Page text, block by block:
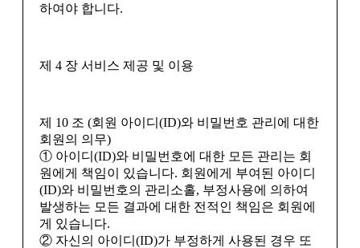
하여야 합니다.
제 4 장 서비스 제공 및 이용
제 10 조 (회원 아이디(ID)와 비밀번호 관리에 대한
회원의 의무)
① 아이디(ID)와 비밀번호에 대한 모든 관리는 회
원에게 책임이 있습니다. 회원에게 부여된 아이디
(ID)와 비밀번호의 관리소홀, 부정사용에 의하여
발생하는 모든 결과에 대한 전적인 책임은 회원에
게 있습니다.
② 자신의 아이디(ID)가 부정하게 사용된 경우 또